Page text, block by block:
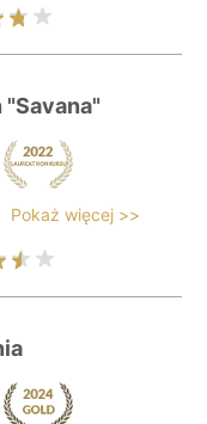
Pokaż więcej >>